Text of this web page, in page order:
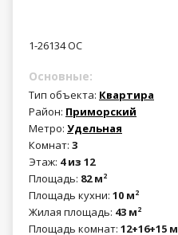
1-26134 ОС
Основные:
Тип объекта: Квартира
Район: Приморский
Метро: Удельная
Комнат: 3
Этаж: 4 из 12
Площадь: 82 м2
Площадь кухни: 10 м2
Жилая площадь: 43 м2
Площадь комнат: 12+16+15 м